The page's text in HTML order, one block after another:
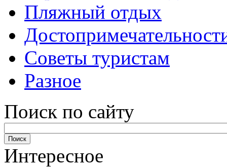
Пляжный отдых
Советы туристам
Разное
Поиск по сайту
Интересное